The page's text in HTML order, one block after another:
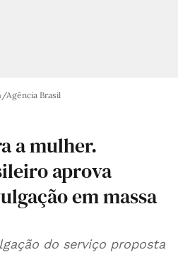
Agência Brasil
a mulher.
aprova
em massa
do serviço proposta